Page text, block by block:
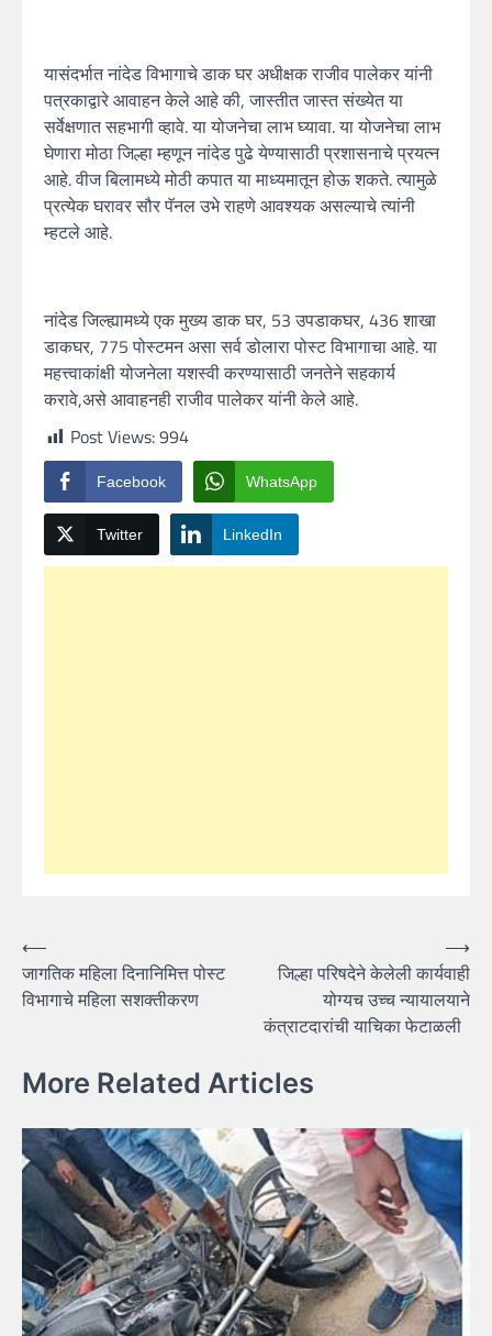
यासंदर्भात नांदेड विभागाचे डाक घर अधीक्षक राजीव पालेकर यांनी
पत्रकाद्वारे आवाहन केले आहे की, जास्तीत जास्त संख्येत या
सर्वेक्षणात सहभागी व्हावे. या योजनेचा लाभ घ्यावा. या योजनेचा लाभ
घेणारा मोठा जिल्हा म्हणून नांदेड पुढे येण्यासाठी प्रशासनाचे प्रयत्न
आहे. वीज बिलामध्ये मोठी कपात या माध्यमातून होऊ शकते. त्यामुळे
प्रत्येक घरावर सौर पॅनल उभे राहणे आवश्यक असल्याचे त्यांनी
म्हटले आहे.
नांदेड जिल्ह्यामध्ये एक मुख्य डाक घर, 53 उपडाकघर, 436 शाखा
डाकघर, 775 पोस्टमन असा सर्व डोलारा पोस्ट विभागाचा आहे. या
महत्त्वाकांक्षी योजनेला यशस्वी करण्यासाठी जनतेने सहकार्य
करावे,असे आवाहनही राजीव पालेकर यांनी केले आहे.
Post Views:994
Facebook WhatsApp
Twitter LinkedIn
Post
navigation
⟵
जागतिक महिला दिनानिमित्त पोस्ट
विभागाचे महिला सशक्तीकरण
जिल्हा परिषदेने केलेली कार्यवाही
योग्यच उच्च न्यायालयाने
कंत्राटदारांची याचिका फेटाळली
⟶
More Related Articles